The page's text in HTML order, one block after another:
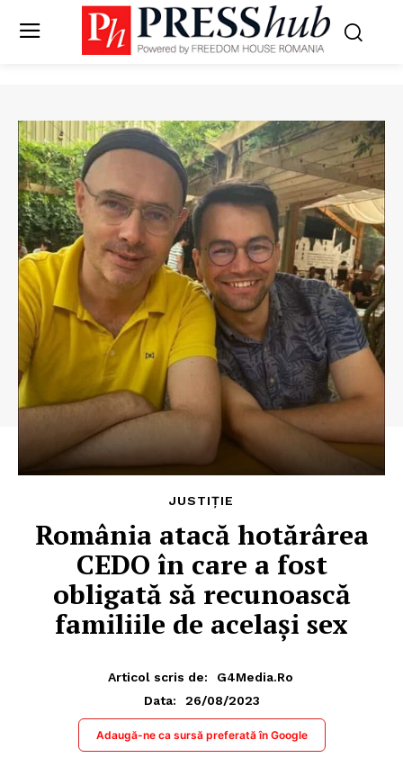
JUSTIȚIE
România atacă hotărârea
CEDO în care a fost
obligată să recunoască
familiile de același sex
Articol scris de:
G4Media.ro
Data:
26/08/2023
Adaugă-ne ca sursă preferată în Google